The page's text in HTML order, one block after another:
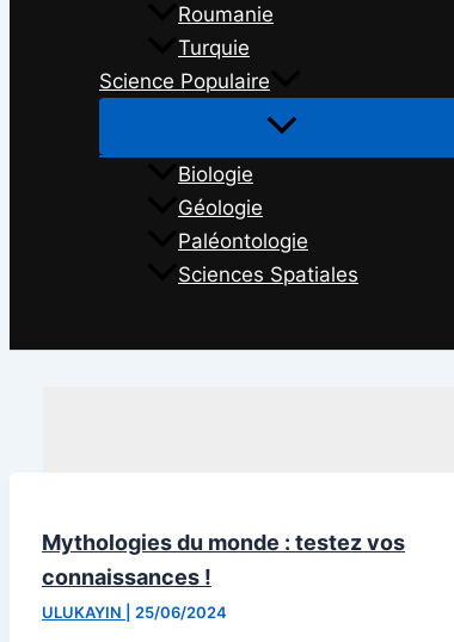
Roumanie
Turquie
Science Populaire
Biologie
Géologie
Paléontologie
Sciences Spatiales
Mythologies du monde : testez vos
connaissances !
ULUKAYIN 25/06/2024